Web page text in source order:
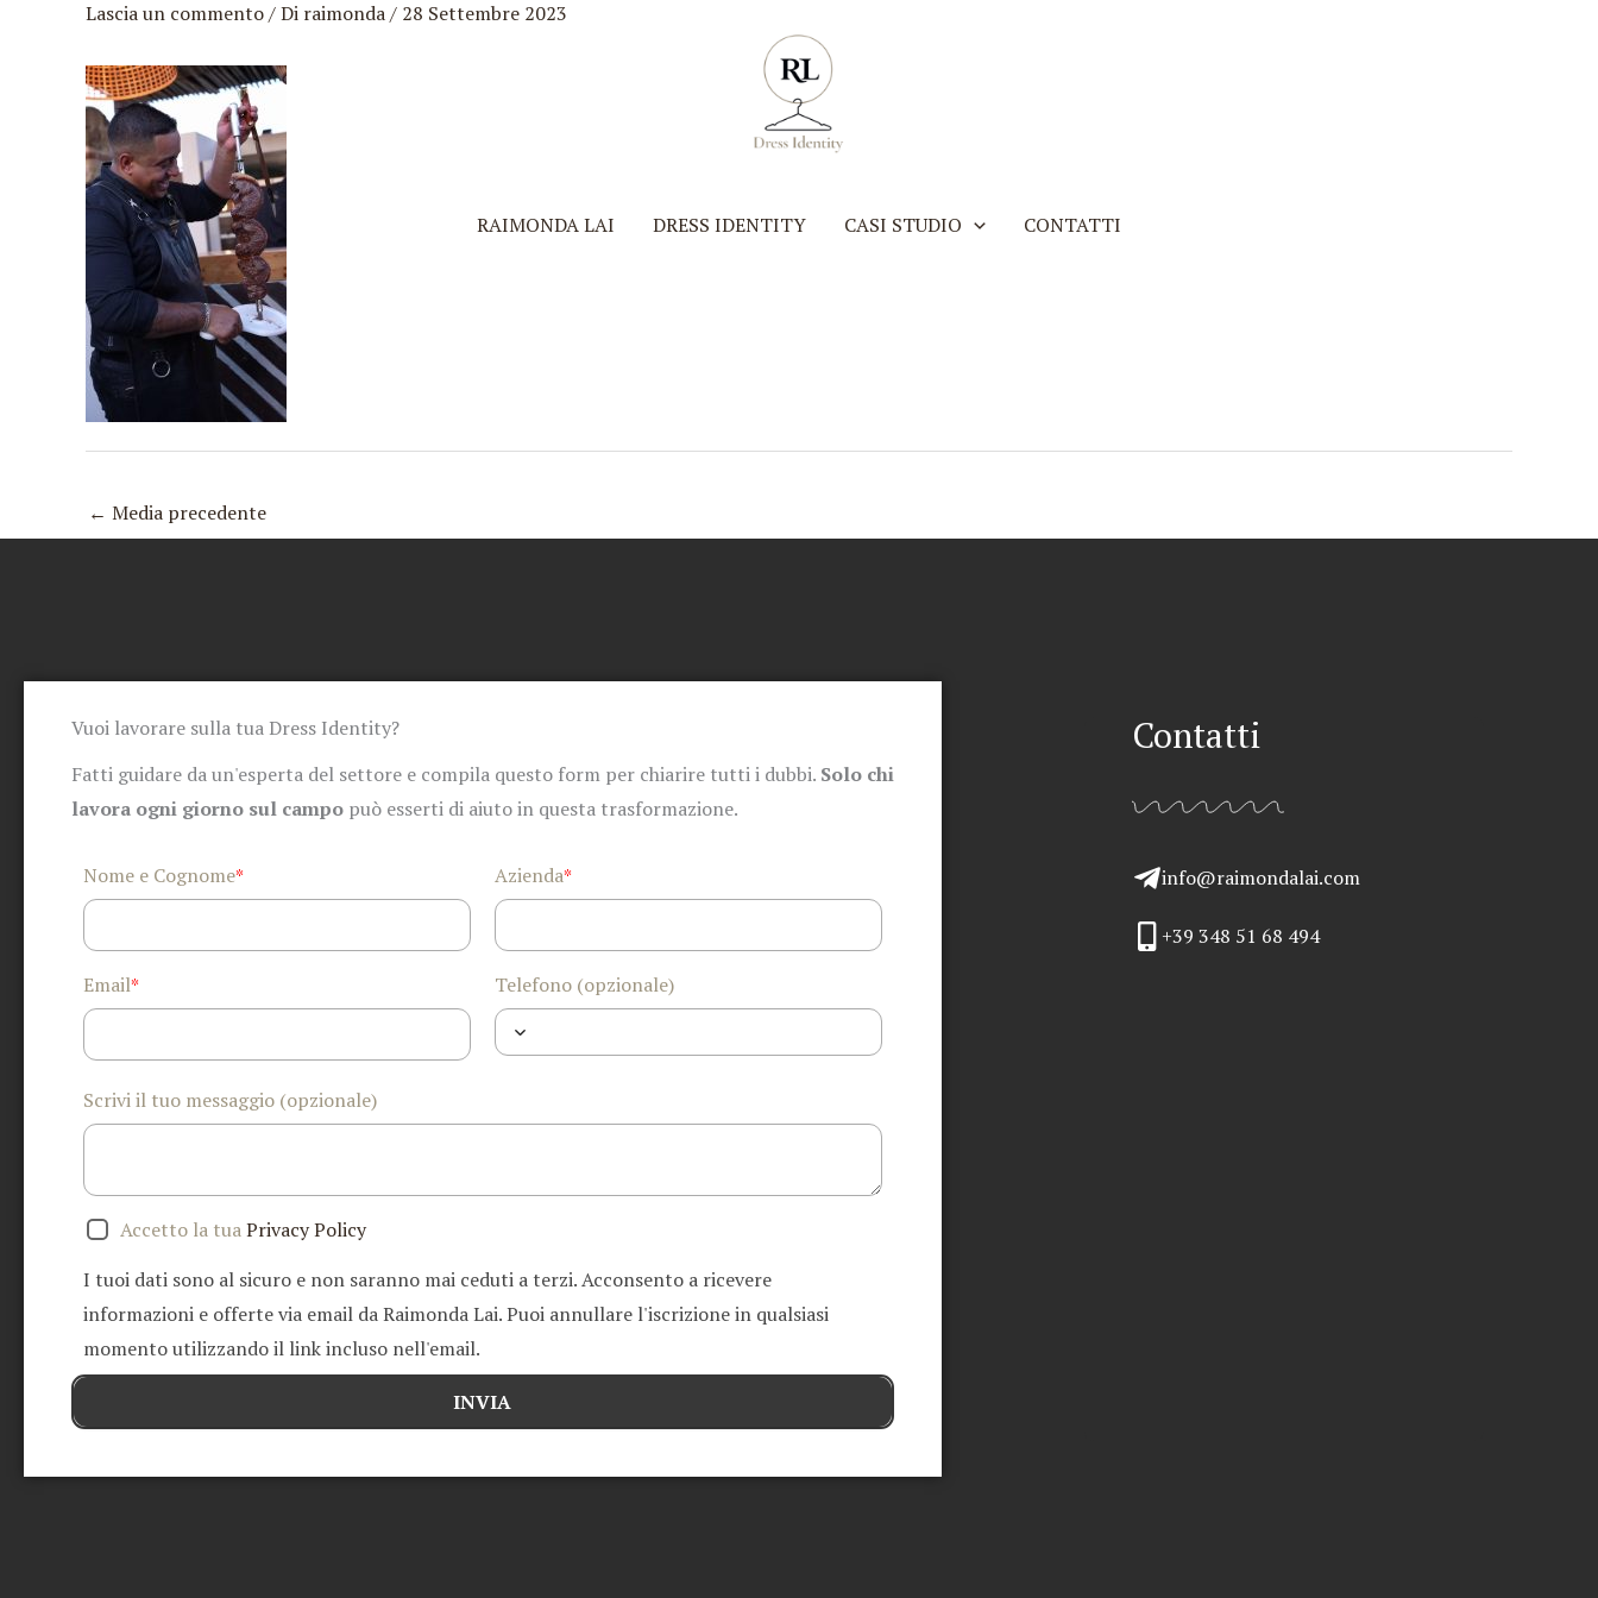
contenuto
RAIMONDA LAI DRESS IDENTITY CASI STUDIO CONTATTI
Lascia un commento/ Di raimonda/ 28 Settembre 2023
← Media precedente
Vuoi lavorare sulla tua Dress Identity?
Fatti guidare da un'esperta del settore e compila questo form per chiarire tutti i dubbi. Solo chi
lavora ogni giorno sul campo può esserti di aiuto in questa trasformazione.
Nome e Cognome* Azienda*
Email* Telefono (opzionale)
Scrivi il tuo messaggio (opzionale)
Accetto la tuaPrivacy Policy
I tuoi dati sono al sicuro e non saranno mai ceduti a terzi. Acconsento a ricevere
informazioni e offerte via email da Raimonda Lai. Puoi annullare l'iscrizione in qualsiasi
momento utilizzando il link incluso nell'email.
INVIA
Contatti
info@raimondalai.com
+39 348 51 68 494